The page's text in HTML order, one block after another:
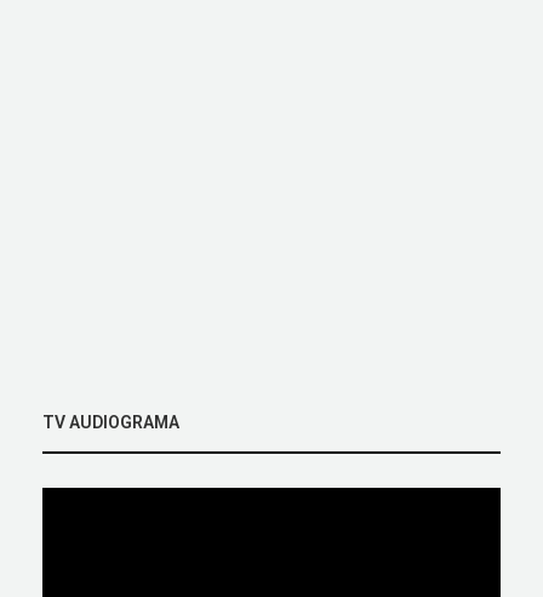
TV AUDIOGRAMA